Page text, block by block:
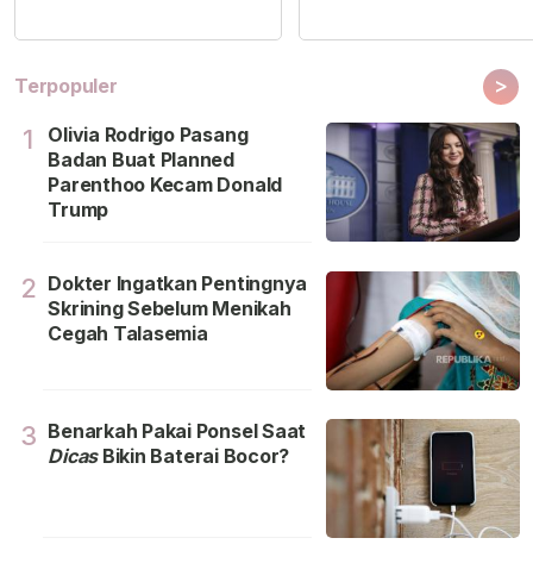
Terpopuler >
1
Olivia Rodrigo Pasang
Badan Buat Planned
Parenthoo Kecam Donald
Trump
2 Dokter Ingatkan Pentingnya
Skrining Sebelum Menikah
Cegah Talasemia
3 Benarkah Pakai Ponsel Saat
DicasBikin Baterai Bocor?